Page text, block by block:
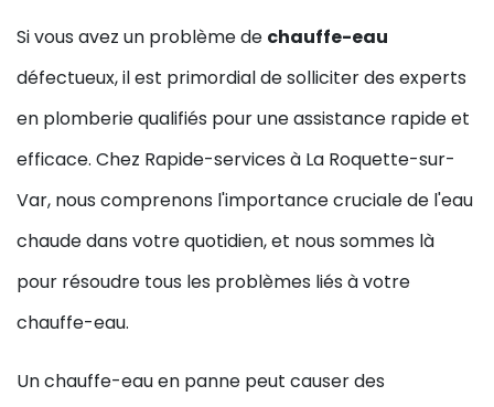
Si vous avez un problème de chauffe-eau
défectueux, il est primordial de solliciter des experts
en plomberie qualifiés pour une assistance rapide et
efficace. Chez Rapide-services à La Roquette-sur-
Var, nous comprenons l'importance cruciale de l'eau
chaude dans votre quotidien, et nous sommes là
pour résoudre tous les problèmes liés à votre
chauffe-eau.
Un chauffe-eau en panne peut causer des